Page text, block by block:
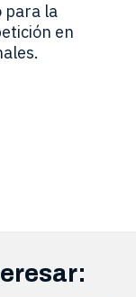
para la
en